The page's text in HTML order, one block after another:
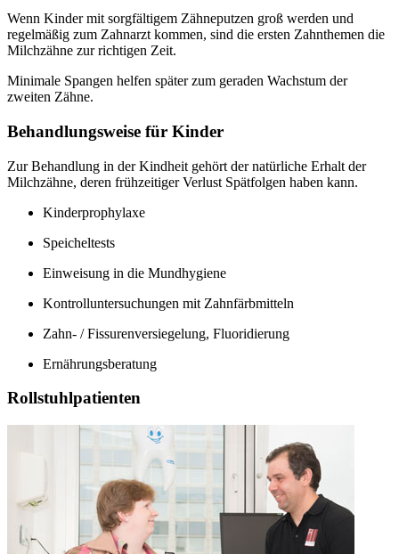
Wenn Kinder mit sorgfältigem Zähneputzen groß werden und
regelmäßig zum Zahnarzt kommen, sind die ersten Zahnthemen die
Milchzähne zur richtigen Zeit.
Minimale Spangen helfen später zum geraden Wachstum der
zweiten Zähne.
Behandlungsweise für Kinder
Zur Behandlung in der Kindheit gehört der natürliche Erhalt der
Milchzähne, deren frühzeitiger Verlust Spätfolgen haben kann.
Kinderprophylaxe
Speicheltests
Einweisung in die Mundhygiene
Kontrolluntersuchungen mit Zahnfärbmitteln
Zahn- / Fissurenversiegelung, Fluoridierung
Ernährungsberatung
Rollstuhlpatienten